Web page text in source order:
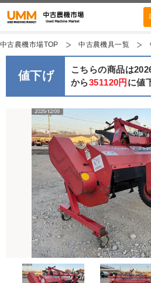
中古農機市場TOP 中古農機具一覧
値下げ こちらの商品は
から351120円 に値